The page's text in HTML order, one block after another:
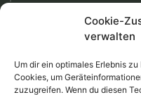
Cookie-
verwalten
Um dir ein optimales Erlebnis
Cookies, um
zuzugreifen. Wenn du diesen
Infos zu Materialien
Reparaturservice
Versandkosten